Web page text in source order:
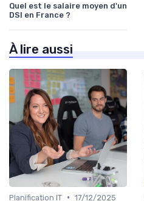
Quel est le salaire moyen d'un
DSI en France ?
À lire aussi
Planification IT • 17/12/2025